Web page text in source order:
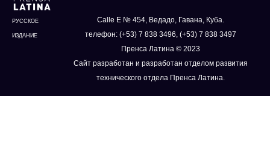
РУССКОЕ
ИЗДАНИЕ
Calle E № 454, Ведадо, Гавана, Куба.
телефон: (+53) 7 838 3496, (+53) 7 838 3497
Пренса Латина © 2023
Сайт разработан и разработан отделом развития
технического отдела Пренса Латина.